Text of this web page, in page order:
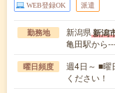
WEB登録OK 派遣
勤務地 新潟県新潟
亀田駅から
曜日頻度
週4日～ ■曜
ください！